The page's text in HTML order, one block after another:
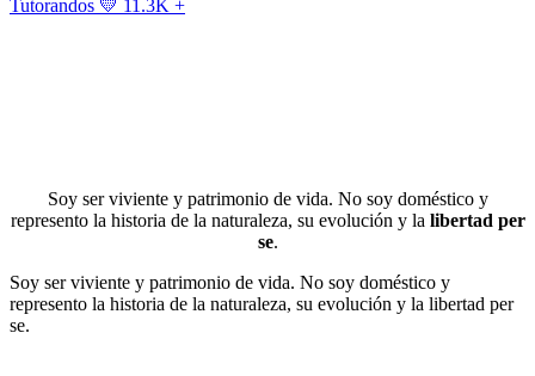
Tutorandos 💛 11.3K +
Soy ser viviente y patrimonio de vida. No soy doméstico y
represento la historia de la naturaleza, su evolución y la libertad per
se.
Soy ser viviente y patrimonio de vida. No soy doméstico y
represento la historia de la naturaleza, su evolución y la libertad per
se.